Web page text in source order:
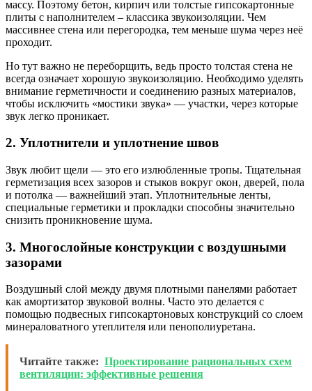
массу. Поэтому бетон, кирпич или толстые гипсокартонные
плиты с наполнителем – классика звукоизоляции. Чем
массивнее стена или перегородка, тем меньше шума через неё
проходит.
Но тут важно не переборщить, ведь просто толстая стена не
всегда означает хорошую звукоизоляцию. Необходимо уделять
внимание герметичности и соединению разных материалов,
чтобы исключить «мостики звука» — участки, через которые
звук легко проникает.
2. Уплотнители и уплотнение швов
Звук любит щели — это его излюбленные тропы. Тщательная
герметизация всех зазоров и стыков вокруг окон, дверей, пола
и потолка — важнейший этап. Уплотнительные ленты,
специальные герметики и прокладки способны значительно
снизить проникновение шума.
3. Многослойные конструкции с воздушными
зазорами
Воздушный слой между двумя плотными панелями работает
как амортизатор звуковой волны. Часто это делается с
помощью подвесных гипсокартоновых конструкций со слоем
минераловатного утеплителя или пенополиуретана.
Читайте также: Проектирование рациональных схем
вентиляции: эффективные решения